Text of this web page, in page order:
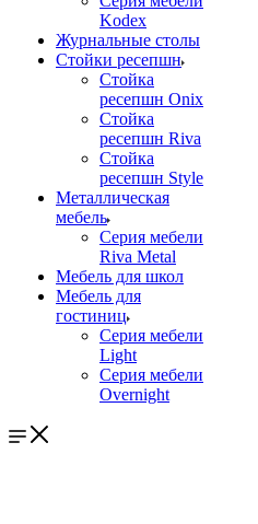
Kodex
Журнальные столы
Стойки ресепшн
Стойка
ресепшн Onix
Стойка
ресепшн Riva
Стойка
ресепшн Style
Металлическая
мебель
Серия мебели
Riva Metal
Мебель для школ
Мебель для
гостиниц
Серия мебели
Light
Серия мебели
Overnight